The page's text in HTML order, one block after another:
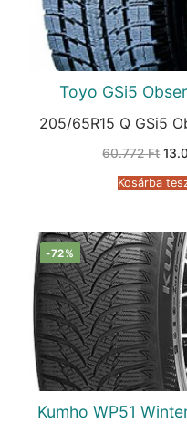
Toyo GSi5
205/65R15 Q GSi5
60.772Ft
Kosárba
-72%
Kumho WP51